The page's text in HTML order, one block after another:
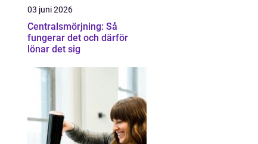
03 juni 2026
Centralsmörjning: Så
fungerar det och därför
lönar det sig